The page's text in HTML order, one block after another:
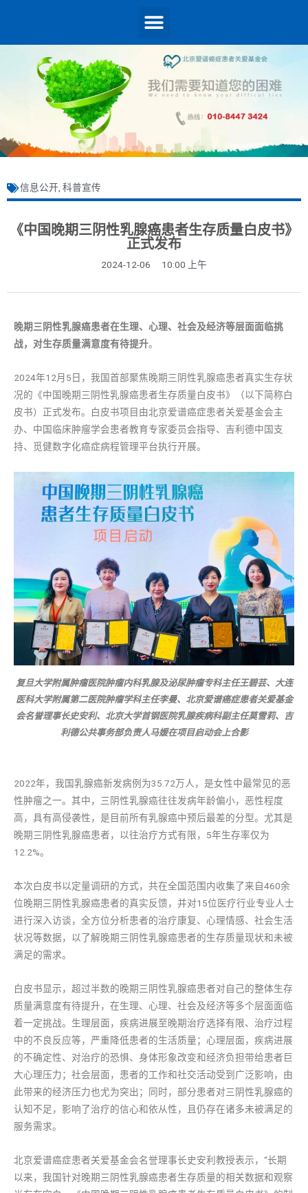
信息公开, 科普宣传
《中国晚期三阴性乳腺癌患者生存质量白皮书》
正式发布
2024-12-06 10:00 上午
晚期三阴性乳腺癌患者在生理、心理、社会及经济等层面面临挑
战，对生存质量满意度有待提升。
2024年12月5日，我国首部聚焦晚期三阴性乳腺癌患者真实生存状
况的《中国晚期三阴性乳腺癌患者生存质量白皮书》（以下简称白
皮书）正式发布。白皮书项目由北京爱谱癌症患者关爱基金会主
办、中国临床肿瘤学会患者教育专家委员会指导、吉利德中国支
持、觅健数字化癌症病程管理平台执行开展。
复旦大学附属肿瘤医院肿瘤内科乳腺及泌尿肿瘤专科主任王碧芸、大连
医科大学附属第二医院肿瘤学科主任李曼、北京爱谱癌症患者关爱基金
会名誉理事长史安利、北京大学首钢医院乳腺疾病科副主任莫雪莉、吉
利德公共事务部负责人马媛在项目启动会上合影
2022年，我国乳腺癌新发病例为35.72万人，是女性中最常见的恶
性肿瘤之一。其中，三阴性乳腺癌往往发病年龄偏小，恶性程度
高，具有高侵袭性，是目前所有乳腺癌中预后最差的分型。尤其是
晚期三阴性乳腺癌患者，以往治疗方式有限，5年生存率仅为
12.2%。
本次白皮书以定量调研的方式，共在全国范围内收集了来自460余
位晚期三阴性乳腺癌患者的真实反馈，并对15位医疗行业专业人士
进行深入访谈，全方位分析患者的治疗康复、心理情感、社会生活
状况等数据，以了解晚期三阴性乳腺癌患者的生存质量现状和未被
满足的需求。
白皮书显示，超过半数的晚期三阴性乳腺癌患者对自己的整体生存
质量满意度有待提升，在生理、心理、社会及经济等多个层面面临
着一定挑战。生理层面，疾病进展至晚期治疗选择有限、治疗过程
中的不良反应等，严重降低患者的生活质量；心理层面，疾病进展
的不确定性、对治疗的恐惧、身体形象改变和经济负担带给患者巨
大心理压力；社会层面，患者的工作和社交活动受到广泛影响，由
此带来的经济压力也尤为突出；同时，部分患者对三阴性乳腺癌的
认知不足，影响了治疗的信心和依从性，且仍存在诸多未被满足的
服务需求。
北京爱谱癌症患者关爱基金会名誉理事长史安利教授表示，“长期
以来，我国针对晚期三阴性乳腺癌患者生存质量的相关数据和观察